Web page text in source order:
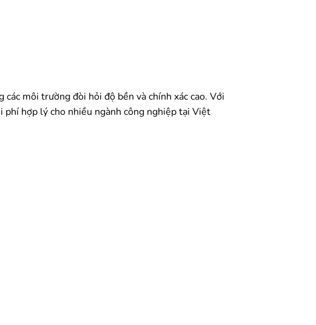
môi trường đòi hỏi độ bền và chính xác cao. Với
hợp lý cho nhiều ngành công nghiệp tại Việt